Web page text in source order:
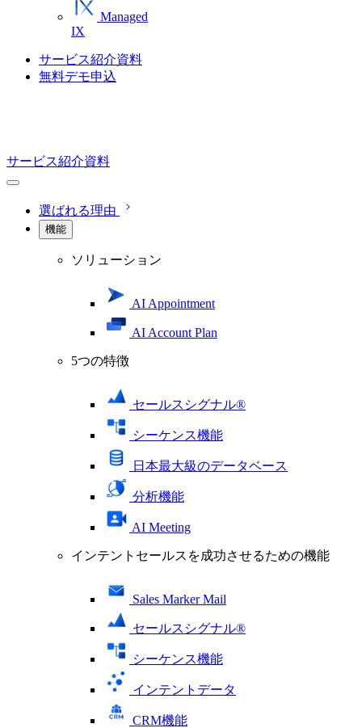
Managed
IX
サービス紹介資料
無料デモ申込
サービス紹介資料
選ばれる理由
機能
ソリューション
AI Appointment
AI Account Plan
5つの特徴
セールスシグナル®
シーケンス機能
日本最大級のデータベース
分析機能
AI Meeting
インテントセールスを成功させるための機能
Sales Marker Mail
セールスシグナル®
シーケンス機能
インテントデータ
CRM機能